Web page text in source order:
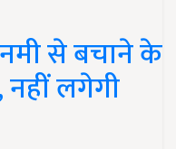
से बचाने के
लगेगी